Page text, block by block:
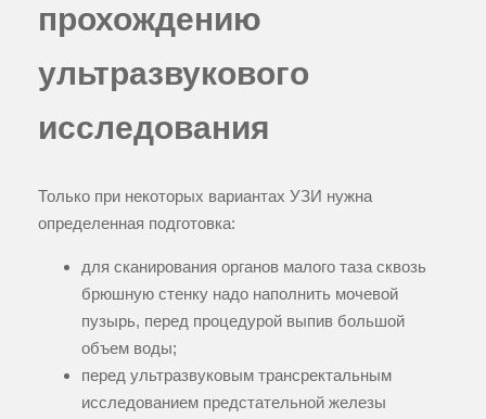
прохождению
ультразвукового
исследования
Только при некоторых вариантах УЗИ нужна
определенная подготовка:
для сканирования органов малого таза сквозь
брюшную стенку надо наполнить мочевой
пузырь, перед процедурой выпив большой
объем воды;
перед ультразвуковым трансректальным
исследованием предстательной железы